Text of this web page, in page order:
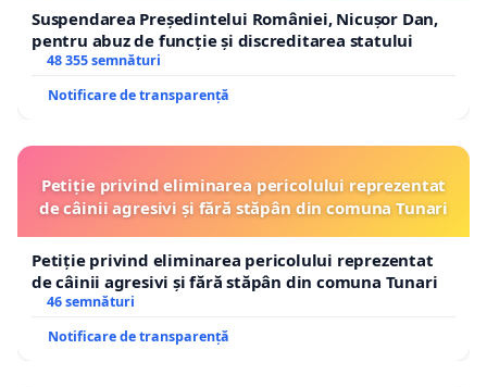
Suspendarea Președintelui României, Nicușor Dan,
pentru abuz de funcție și discreditarea statului
48 355 semnături
Notificare de transparență
Petiție privind eliminarea pericolului reprezentat
de câinii agresivi și fără stăpân din comuna Tunari
Petiție privind eliminarea pericolului reprezentat
de câinii agresivi și fără stăpân din comuna Tunari
46 semnături
Notificare de transparență